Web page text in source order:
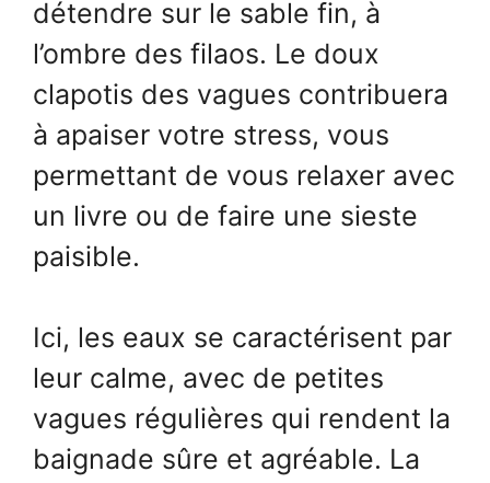
détendre sur le sable fin, à
l’ombre des filaos. Le doux
clapotis des vagues contribuera
à apaiser votre stress, vous
permettant de vous relaxer avec
un livre ou de faire une sieste
paisible.
Ici, les eaux se caractérisent par
leur calme, avec de petites
vagues régulières qui rendent la
baignade sûre et agréable. La